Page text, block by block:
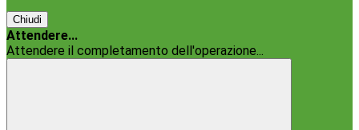
Chiudi
Attendere...
Attendere il completamento dell'operazione...